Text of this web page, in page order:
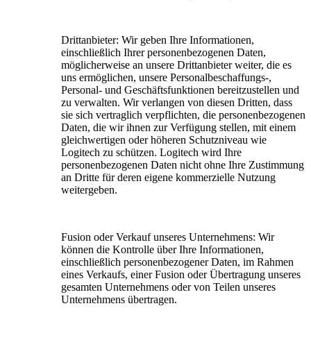
Drittanbieter: Wir geben Ihre Informationen,
einschließlich Ihrer personenbezogenen Daten,
möglicherweise an unsere Drittanbieter weiter, die es
uns ermöglichen, unsere Personalbeschaffungs-,
Personal- und Geschäftsfunktionen bereitzustellen und
zu verwalten. Wir verlangen von diesen Dritten, dass
sie sich vertraglich verpflichten, die personenbezogenen
Daten, die wir ihnen zur Verfügung stellen, mit einem
gleichwertigen oder höheren Schutzniveau wie
Logitech zu schützen. Logitech wird Ihre
personenbezogenen Daten nicht ohne Ihre Zustimmung
an Dritte für deren eigene kommerzielle Nutzung
weitergeben.
Fusion oder Verkauf unseres Unternehmens: Wir
können die Kontrolle über Ihre Informationen,
einschließlich personenbezogener Daten, im Rahmen
eines Verkaufs, einer Fusion oder Übertragung unseres
gesamten Unternehmens oder von Teilen unseres
Unternehmens übertragen.